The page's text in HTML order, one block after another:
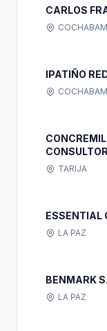
CARLOS
IPATIÑO
TARIJA
ESSENTIAL
LA PAZ
BENMARK
LA PAZ